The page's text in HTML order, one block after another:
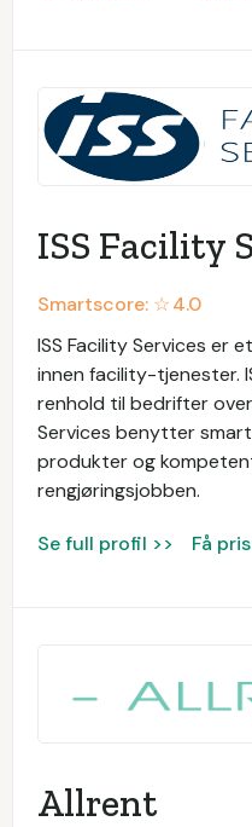
ISS Facility
Smartscore: ☆4.0
ISS Facility Services er
innen facility-tjenester.
renhold til bedrifter
Services benytter
produkter og
rengjøringsjobben.
Se full profil >> Få
Allrent